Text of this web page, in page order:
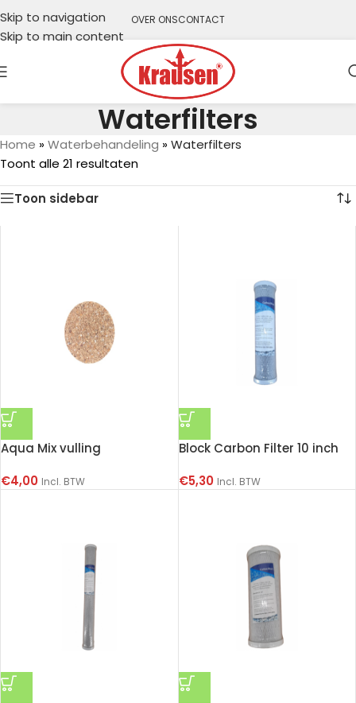
Skip to navigation
Skip to main content
OVER ONSCONTACT
Waterfilters
Home »Waterbehandeling »Waterfilters
Toont alle 21 resultaten
Toon sidebar
Aqua Mix vulling
€4,00 Incl. BTW
Block Carbon Filter 10 inch
€5,30 Incl. BTW